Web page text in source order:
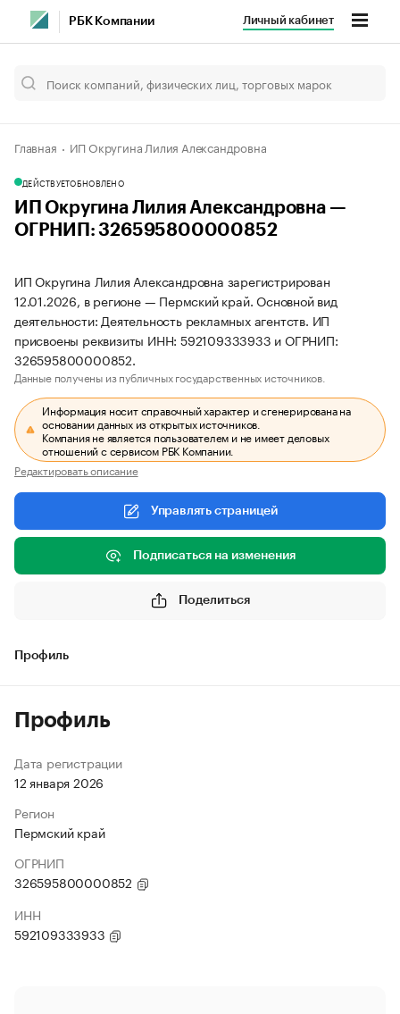
РБК Компании Личный кабинет
Главная ИП Округина Лилия Александровна
ДЕЙСТВУЕТОБНОВЛЕНО
ИП Округина Лилия Александровна —
ОГРНИП: 326595800000852
ИП Округина Лилия Александровна зарегистрирован
12.01.2026, в регионе — Пермский край. Основной вид
деятельности: Деятельность рекламных агентств. ИП
присвоены реквизиты ИНН: 592109333933 и ОГРНИП:
326595800000852.
Данные получены из публичных государственных источников.
Информация носит справочный характер и сгенерирована на
основании данных из открытых источников.
Компания не является пользователем и не имеет деловых
отношений с сервисом РБК Компании.
Редактировать описание
Управлять страницей
Подписаться на изменения
Поделиться
Профиль
Профиль
Дата регистрации
12 января 2026
Регион
Пермский край
ОГРНИП
326595800000852
ИНН
592109333933